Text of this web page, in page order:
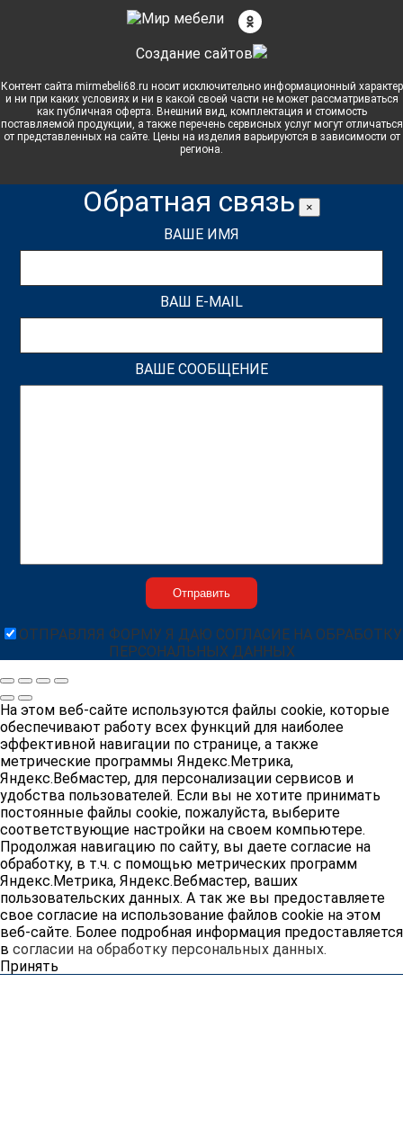
Cоздание сайтов
Контент сайта mirmebeli68.ru носит исключительно информационный характер
и ни при каких условиях и ни в какой своей части не может рассматриваться
как публичная оферта. Внешний вид, комплектация и стоимость
поставляемой продукции, а также перечень сервисных услуг могут отличаться
от представленных на сайте. Цены на изделия варьируются в зависимости от
региона.
Обратная связь ×
ВАШЕ ИМЯ
ВАШ E-MAIL
ВАШЕ СООБЩЕНИЕ
ОТПРАВЛЯЯ ФОРМУ Я ДАЮ СОГЛАСИЕ НА ОБРАБОТКУ
ПЕРСОНАЛЬНЫХ ДАННЫХ
На этом веб-сайте используются файлы cookie, которые
обеспечивают работу всех функций для наиболее
эффективной навигации по странице, а также
метрические программы Яндекс.Метрика,
Яндекс.Вебмастер, для персонализации сервисов и
удобства пользователей. Если вы не хотите принимать
постоянные файлы cookie, пожалуйста, выберите
соответствующие настройки на своем компьютере.
Продолжая навигацию по сайту, вы даете согласие на
обработку, в т.ч. с помощью метрических программ
Яндекс.Метрика, Яндекс.Вебмастер, ваших
пользовательских данных. А так же вы предоставляете
свое согласие на использование файлов cookie на этом
веб-сайте. Более подробная информация предоставляется
в согласии на обработку персональных данных.
Принять